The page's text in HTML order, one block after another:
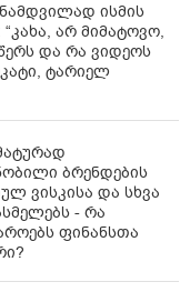
ისმის
არ მიმატოვო,
და რა ვიდეოს
ტარიელ
ბრენდების
ვისკისა და სხვა
- რა
ფინანსთა